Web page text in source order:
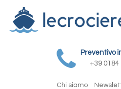
Preventivo
+39 0184
Chi siamo